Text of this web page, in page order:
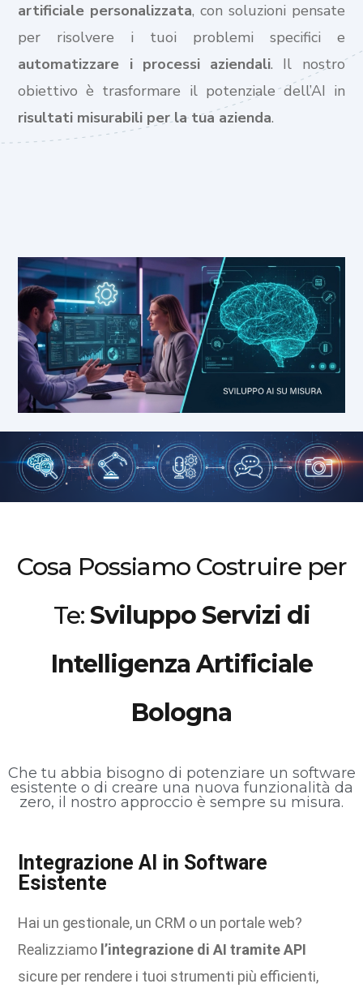
artificiale personalizzata, con soluzioni pensate
per risolvere i tuoi problemi specifici e
automatizzare i processi aziendali. Il nostro
obiettivo è trasformare il potenziale dell’AI in
risultati misurabili per la tua azienda.
Cosa Possiamo Costruire per
Te:Sviluppo Servizi di
Intelligenza Artificiale
Bologna
Che tu abbia bisogno di potenziare un software
esistente o di creare una nuova funzionalità da
zero, il nostro approccio è sempre su misura.
Integrazione AI in Software
Esistente
Hai un gestionale, un CRM o un portale web?
Realizziamo l’integrazione di AI tramite API
sicure per rendere i tuoi strumenti più efficienti,